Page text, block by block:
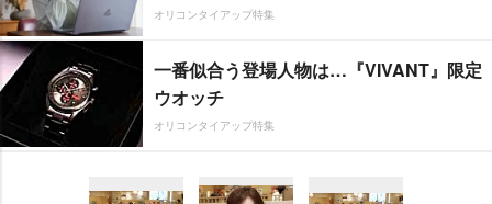
オリコンタイアップ特集
一番似合う登場人物は…『VIVANT』限定
ウオッチ
オリコンタイアップ特集